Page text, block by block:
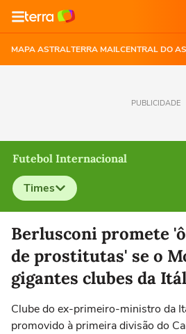
MAPA ASTRALTERRA MAILCENTRAL DO
PUBLICIDADE
Futebol Internacional
Times
Selecione o time para ver as
Berlusconi promete
de prostitutas' se o
gigantes clubes da
Clube do ex-primeiro-ministro da
promovido à primeira divisão do